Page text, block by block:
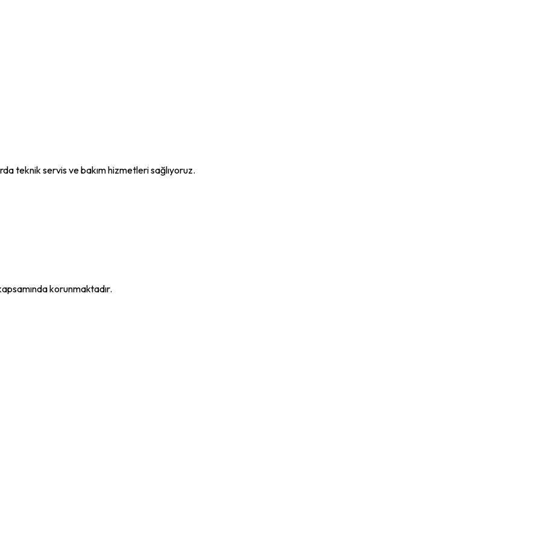
teknik servis ve bakım hizmetleri sağlıyoruz.
korunmaktadır.